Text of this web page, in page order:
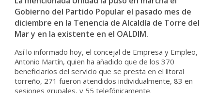
Gobierno del Partido Popular el pasado mes de
diciembre en la Tenencia de Alcaldía de Torre del
Mar y en la existente en el OALDIM.
Así lo informado hoy, el concejal de Empresa y Empleo,
Antonio Martín, quien ha añadido que de los 370
beneficiarios del servicio que se presta en el litoral
torreño, 271 fueron atendidos individualmente, 83 en
sesiones grupales, y 55 telefónicamente.